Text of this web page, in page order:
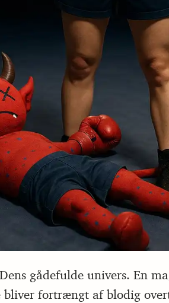
gådefulde univers. En
bliver fortrængt af blodig